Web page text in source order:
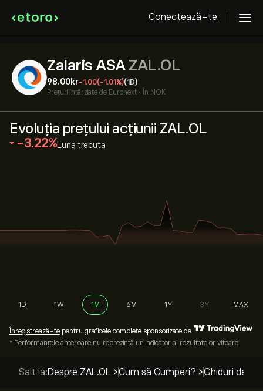
Conectează-te
Zalaris ASA ZAL.OL
98.00‎kr‎-1.00(-1.01%)(1D)
Prețuri întârziate de Euronext • În NOK
Evoluția prețului acțiunii ZAL.OL
‎-3.22‎ Luna trecuta
1D 1W 1M 6M 1Y 3Y MAX
Înregistrează-te pentru graficele complete sponsorizate de
* Performanțele anterioare nu reprezintă un indicator al rezultatelor viitoare
Salt la:Despre ZAL.OL >Cum să Cumperi? >Ghiduri de